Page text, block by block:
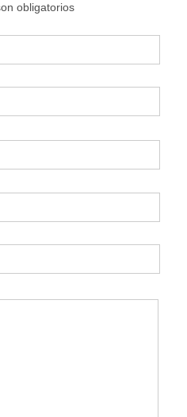
obligatorios